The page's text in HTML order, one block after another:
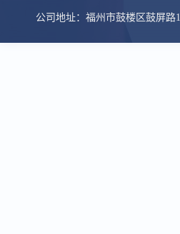
公司地址：福州市鼓楼区鼓屏路